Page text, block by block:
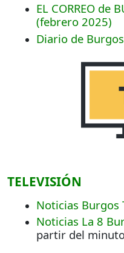
EL CORREO de
(febrero 2025)
Diario de
TELEVISIÓN
Noticias Burgos
Noticias La 8
partir del